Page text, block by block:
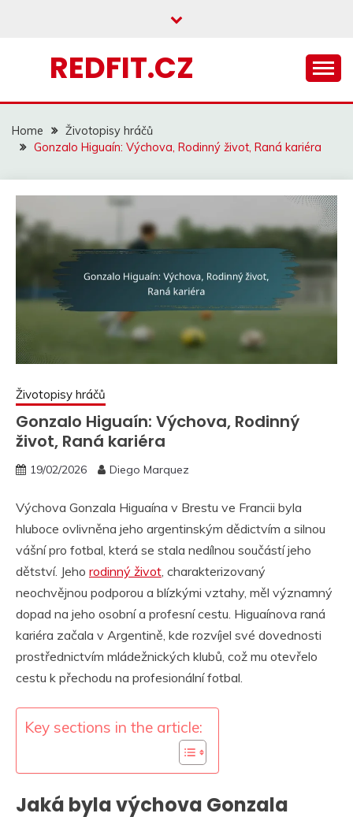
REDFIT.CZ
Home
Životopisy hráčů
Gonzalo Higuaín: Výchova, Rodinný život, Raná kariéra
Životopisy hráčů
Gonzalo Higuaín: Výchova, Rodinný
život, Raná kariéra
19/02/2026 Diego Marquez
Výchova Gonzala Higuaína v Brestu ve Francii byla
hluboce ovlivněna jeho argentinským dědictvím a silnou
vášní pro fotbal, která se stala nedílnou součástí jeho
dětství. Jeho rodinný život, charakterizovaný
neochvějnou podporou a blízkými vztahy, měl významný
dopad na jeho osobní a profesní cestu. Higuaínova raná
kariéra začala v Argentině, kde rozvíjel své dovednosti
prostřednictvím mládežnických klubů, což mu otevřelo
cestu k přechodu na profesionální fotbal.
Key sections in the article:
Jaká byla výchova Gonzala